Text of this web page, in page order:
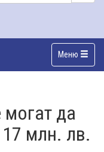
Меню
да
млн. лв.